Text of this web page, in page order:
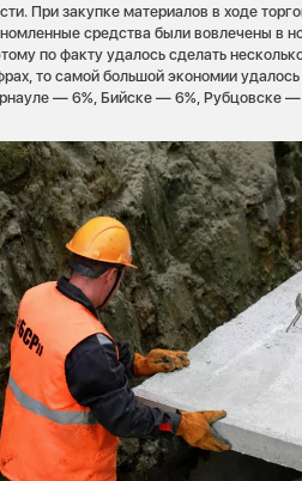
При закупке материалов в ходе
средства были вовлечены в
по факту удалось сделать
то самой большой экономии
— 6%, Бийске — 6%, Рубцовске